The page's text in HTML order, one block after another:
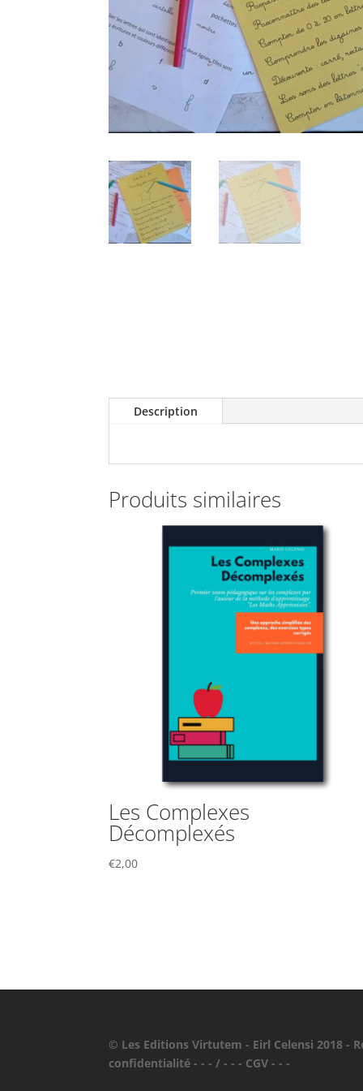
Description
Produits similaires
Les Complexes
Décomplexés
€2,00
© Les Editions Virtutem - Eirl Celensi 2018 -
confidentialité - - - /- - - CGV - - -